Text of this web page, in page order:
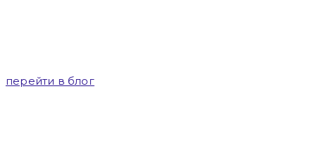
перейти в блог